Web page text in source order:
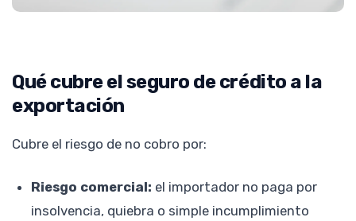
Qué cubre el seguro de crédito a la
exportación
Cubre el riesgo de no cobro por:
Riesgo comercial: el importador no paga por
insolvencia, quiebra o simple incumplimiento